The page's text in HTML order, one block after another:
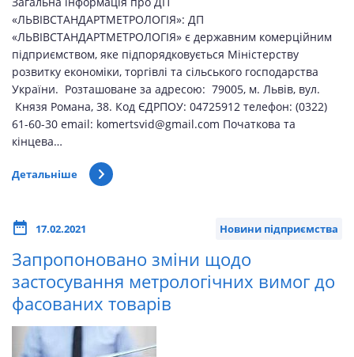
«ЛЬВІВСТАНДАРТМЕТРОЛОГІЯ»: ДП
«ЛЬВІВСТАНДАРТМЕТРОЛОГІЯ» є державним комерційним
підприємством, яке підпорядковується Міністерству
розвитку економіки, торгівлі та сільського господарства
України. Розташоване за адресою: 79005, м. Львів, вул.
Князя Романа, 38. Код ЄДРПОУ: 04725912 телефон: (0322)
61-60-30 email: komertsvid@gmail.com Початкова та
кінцева…
Детальніше
17.02.2021 Новини підприємства
Запропоновано зміни щодо
застосування метрологічних вимог до
фасованих товарів